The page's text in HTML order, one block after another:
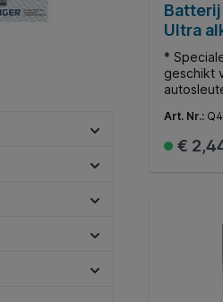
Ultra
*
geschikt
LR8D425,
Lege
een
Art. Nr.:
€